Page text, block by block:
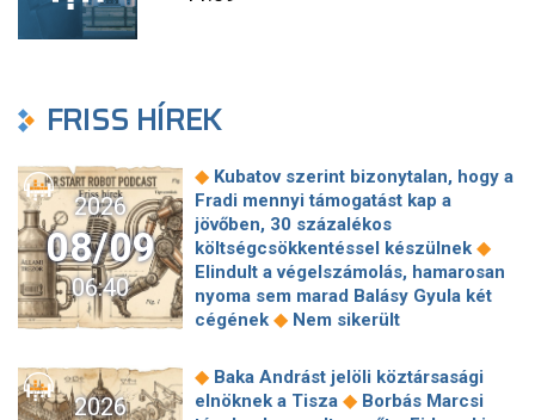
FRISS HÍREK
2026
08/09
06:40
◆ Kubatov szerint bizonytalan, hogy a
Fradi mennyi támogatást kap a
jövőben, 30 százalékos
költségcsökkentéssel készülnek ◆
Elindult a végelszámolás, hamarosan
nyoma sem marad Balásy Gyula két
cégének ◆ Nem sikerült
tojással dobálták meg a
miniszterelnököt – Koszovóban ◆
Szépségipar és orvosi turizmus:
2026
◆ Baka Andrást jelöli köztársasági
elnöknek a Tisza ◆ Borbás Marcsi